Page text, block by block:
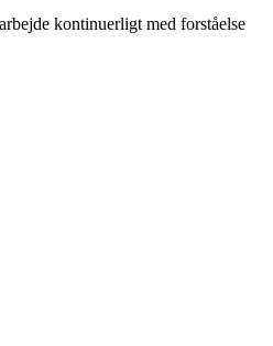
kontinuerligt med forståelse